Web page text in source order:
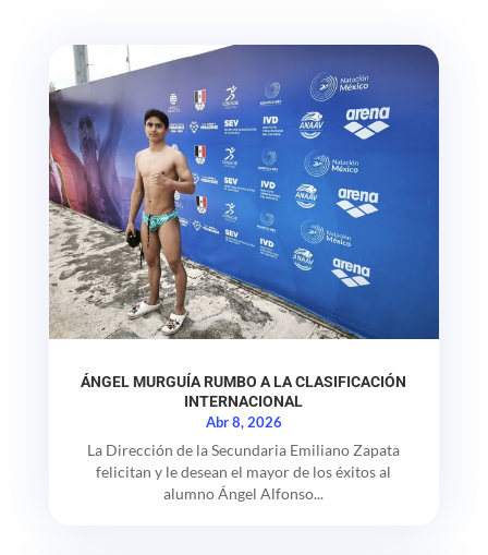
ÁNGEL MURGUÍA RUMBO A LA CLASIFICACIÓN
INTERNACIONAL
Abr 8, 2026
La Dirección de la Secundaria Emiliano Zapata
felicitan y le desean el mayor de los éxitos al
alumno Ángel Alfonso...